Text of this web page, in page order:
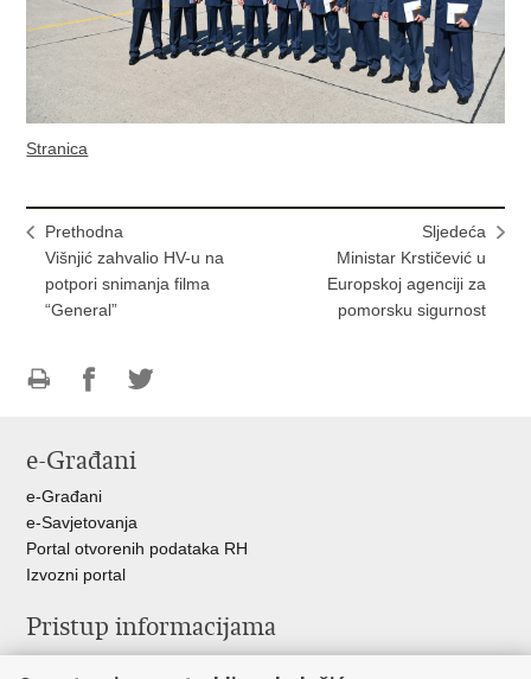
Stranica
Prethodna
Višnjić zahvalio HV-u na
potpori snimanja filma
“General”
Sljedeća
Ministar Krstičević u
Europskoj agenciji za
pomorsku sigurnost
FacebookuTwitteru
e-Građani
e-Građani
e-Savjetovanja
Portal otvorenih podataka RH
Izvozni portal
Pristup informacijama